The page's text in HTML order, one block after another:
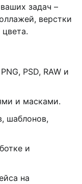
задач –
верстки
PSD, RAW и
и масками.
шаблонов,
и
на